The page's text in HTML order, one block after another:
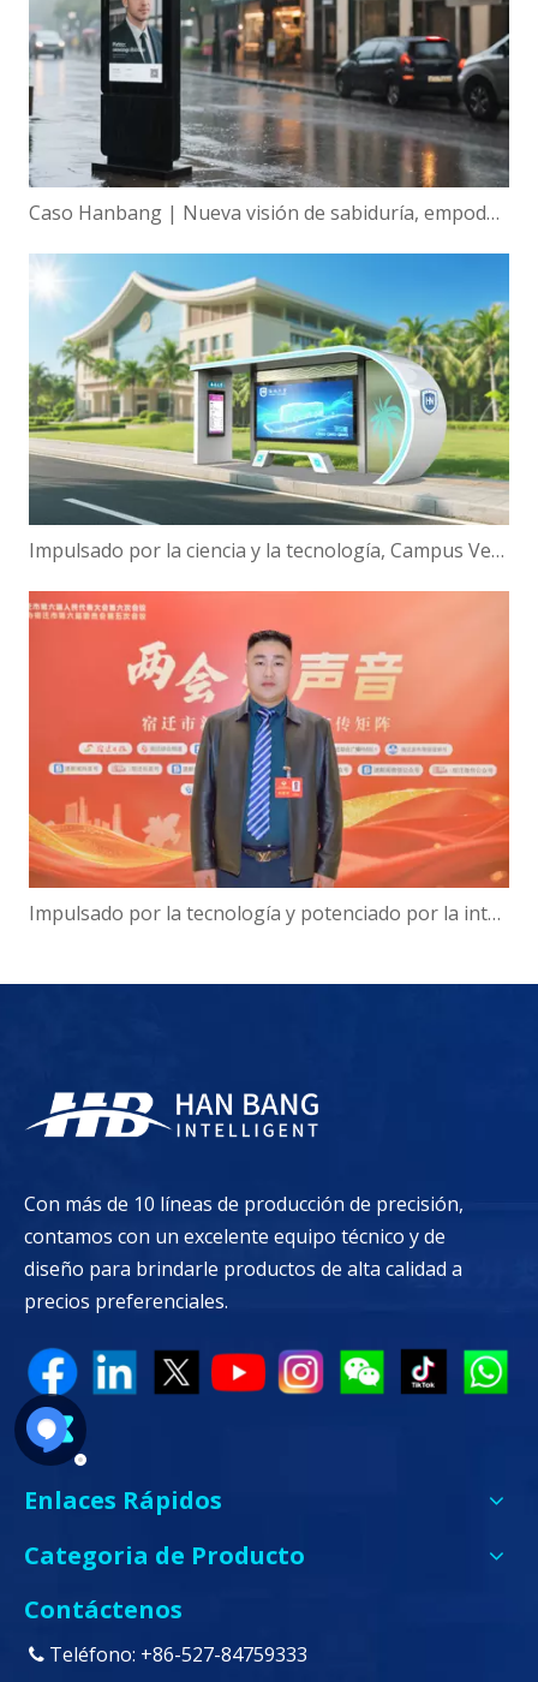
Caso Hanbang | Nueva visión de sabiduría, empoderamiento global de la tecnología de visualización inteligente de Hanbang
Impulsado por la ciencia y la tecnología, Campus Verde | ¡Hanbang Intelligence trabaja con la Universidad de Hainan para construir una nueva ecología de viajes inteligentes!
Impulsado por la tecnología y potenciado por la inteligencia: el presidente de Hanbang Intelligence, Gao Yun, sobre el avance del desarrollo del 'Centro de inteligencia digital' de Suqian
Con más de 10 líneas de producción de precisión,
contamos con un excelente equipo técnico y de
diseño para brindarle productos de alta calidad a
precios preferenciales.
Enlaces Rápidos
Categoria de Producto
Contáctenos
 Teléfono: +86-527-84759333